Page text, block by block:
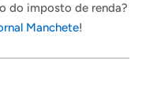
do imposto de renda?
Manchete!